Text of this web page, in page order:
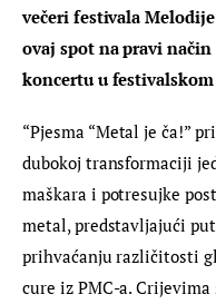
večeri festivala
ovaj spot na pravi način
koncertu u
“Pjesma “Metal je ča!”
dubokoj transformaciji
maškara i potresujke
metal, predstavljajući
prihvaćanju različitosti
cure iz PMC-a.